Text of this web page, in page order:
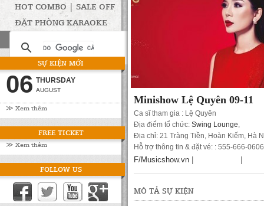
HOT COMBO | SALE OFF
ĐẶT PHÒNG KARAOKE
SỰ KIỆN MỚI
06 THURSDAY
AUGUST
≫ Xem thêm
FREE TICKET
≫ Xem thêm
FOLLOW US
Minishow Lệ Quyên 09-11
Ca sĩ tham gia : Lệ Quyên
Địa điểm tổ chức: Swing Lounge,
Địa chỉ: 21 Tràng Tiền, Hoàn Kiếm, Hà
Hỗ trợ thông tin & đặt vé: : 555-666-0606
F/Musicshow.vn
MÔ TẢ SỰ KIỆN